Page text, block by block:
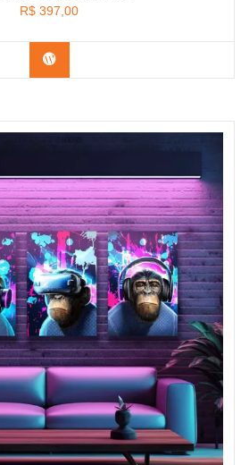
R$ 397,00
Confira os modelos